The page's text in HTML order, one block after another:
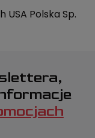
USA Polska Sp.